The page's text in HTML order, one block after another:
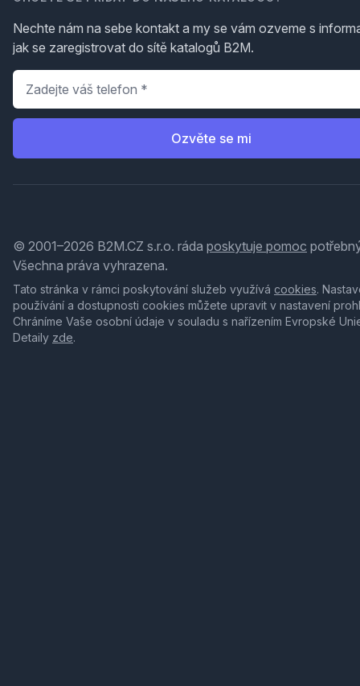
Nechte nám na sebe kontakt a my se vám ozveme s
jak se zaregistrovat do sítě katalogů B2M.
Telefon
Ozvěte se mi
© 2001–2026 B2M.CZ s.r.o. ráda poskytuje pomoc
Všechna práva vyhrazena.
Tato stránka v rámci poskytování služeb využívá cookies.
používání a dostupnosti cookies můžete upravit v nastavení
Chráníme Vaše osobní údaje v souladu s nařízením Evropské
Detaily zde.